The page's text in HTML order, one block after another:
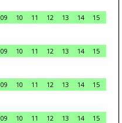
09 10 11 12 13 14
15
09 10 11 12 13 14
15
09 10 11 12 13 14
15
09 10 11 12 13 14
15